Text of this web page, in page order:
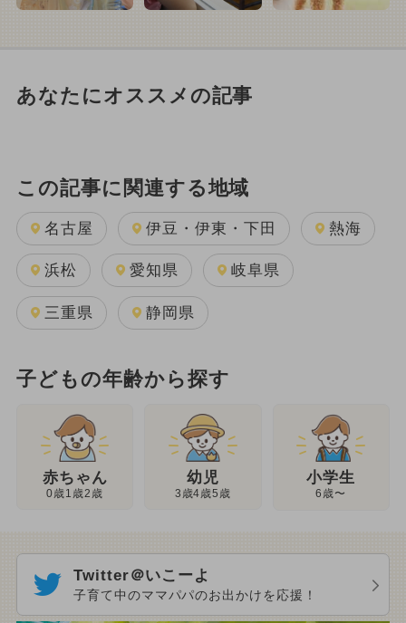
あなたにオススメの記事
この記事に関連する地域
名古屋 伊豆・伊東・下田 熱海
浜松 愛知県 岐阜県
三重県 静岡県
子どもの年齢から探す
赤ちゃん
0歳1歳2歳
幼児
3歳4歳5歳
小学生
6歳〜
Twitter＠いこーよ
子育て中のママパパのお出かけを応援！